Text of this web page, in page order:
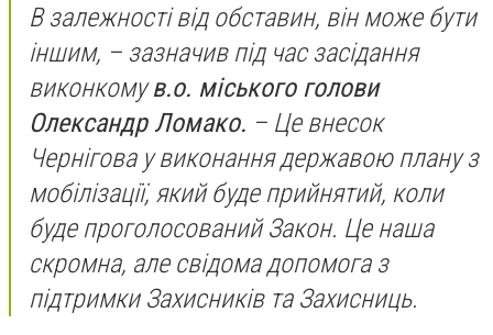
В залежності від обставин, він може бути
іншим, – зазначив під час засідання
виконкомув.о. міського голови
Олександр Ломако. – Це внесок
Чернігова у виконання державою плану з
мобілізації, який буде прийнятий, коли
буде проголосований Закон. Це наша
скромна, але свідома допомога з
підтримки Захисників та Захисниць.